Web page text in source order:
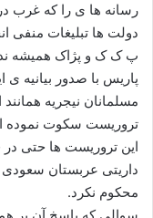
رسانه ها ی را که غرب
دولت ها تبلیغات منفی
پ ک ک و پژاک همیشه
پاریس با صدور بیانیه
مسلمانان نیجریه
تروریست سکوت
این تروریست ها حتی
داریتی عربستان
محکوم نکرد.